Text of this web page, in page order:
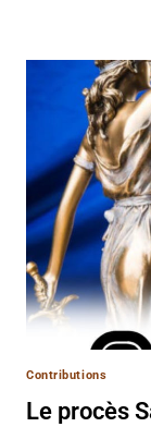
Contributions
Le procès